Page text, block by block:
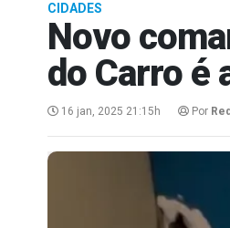
CIDADES
Novo
do Carro é
16 jan, 2025 21:15h Por